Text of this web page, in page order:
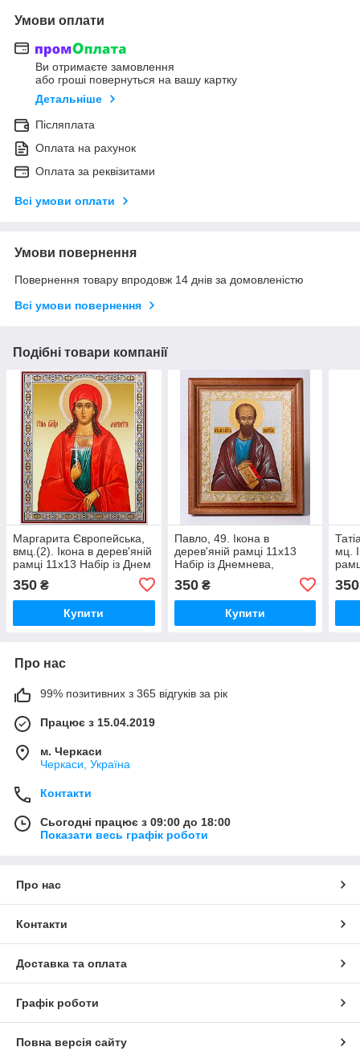
Умови оплати
Ви отримаєте замовлення
або гроші повернуться на вашу картку
Детальніше
Післяплата
Оплата на рахунок
Оплата за реквізитами
Всі умови оплати
Умови повернення
Повернення товару впродовж 14 днів за домовленістю
Всі умови повернення
Подібні товари компанії
Маргарита Європейська,
вмц.(2). Ікона в дерев'яній
рамці 11х13 Набір із Днем
тиснення
350 ₴
Купити
Павло, 49. Ікона в
дерев'яній рамці 11х13
Набір із Днемнева,
350₴
Купити
мц.
350
Про нас
99% позитивних з 365 відгуків за рік
Працює з 15.04.2019
м. Черкаси
Черкаси, Україна
Контакти
Сьогодні працює з 09:00 до 18:00
Показати весь графік роботи
Про нас
Контакти
Доставка та оплата
Графік роботи
Повна версія сайту